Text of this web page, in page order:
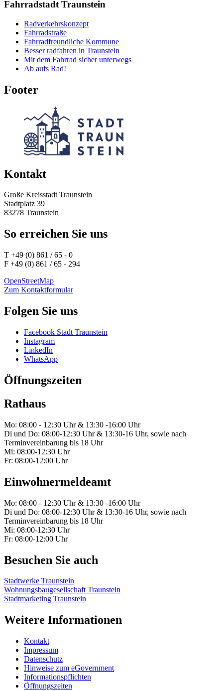
Fahrradstadt Traunstein
Radverkehrskonzept
Fahrradstraße
Fahrradfreundliche Kommune
Besser radfahren in Traunstein
Mit dem Fahrrad sicher unterwegs
Ab aufs Rad!
Footer
Kontakt
Große Kreisstadt Traunstein
Stadtplatz 39
83278 Traunstein
So erreichen Sie uns
T +49 (0) 861 / 65 - 0
F +49 (0) 861 / 65 - 294
OpenStreetMap
Zum Kontaktformular
Folgen Sie uns
Facebook Stadt Traunstein
Instagram
LinkedIn
WhatsApp
Öffnungszeiten
Rathaus
Mo: 08:00 - 12:30 Uhr & 13:30 -16:00 Uhr
Di und Do: 08:00-12:30 Uhr & 13:30-16 Uhr, sowie nach
Terminvereinbarung bis 18 Uhr
Mi: 08:00-12:30 Uhr
Fr: 08:00-12:00 Uhr
Einwohnermeldeamt
Mo: 08:00 - 12:30 Uhr & 13:30 -16:00 Uhr
Di und Do: 08:00-12:30 Uhr & 13:30-16 Uhr, sowie nach
Terminvereinbarung bis 18 Uhr
Mi: 08:00-12:30 Uhr
Fr: 08:00-12:00 Uhr
Besuchen Sie auch
Stadtwerke Traunstein
Wohnungsbaugesellschaft Traunstein
Stadtmarketing Traunstein
Weitere Informationen
Kontakt
Impressum
Datenschutz
Hinweise zum eGovernment
Informationspflichten
Öffnungszeiten